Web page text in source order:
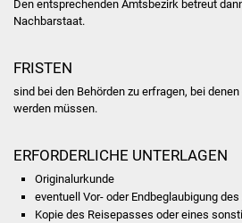
Den entsprechenden Amtsbezirk betreut
Nachbarstaat.
FRISTEN
sind bei den Behörden zu erfragen, bei
werden müssen.
ERFORDERLICHE UNTERLAGEN
Originalurkunde
eventuell Vor- oder Endbeglaubigung
Kopie des Reisepasses oder eines